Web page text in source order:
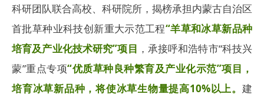
科研团队联合高校、科研院所，揭榜承担内蒙古自治区
首批草种业科技创新重大示范工程“羊草和冰草新品种
培育及产业化技术研究”项目 ，承接呼和浩特市“科技兴
蒙”重点专项“优质草种良种繁育及产业化示范”项目 ，
培育冰草新品种，将使冰草生物量提高10%以上。 建